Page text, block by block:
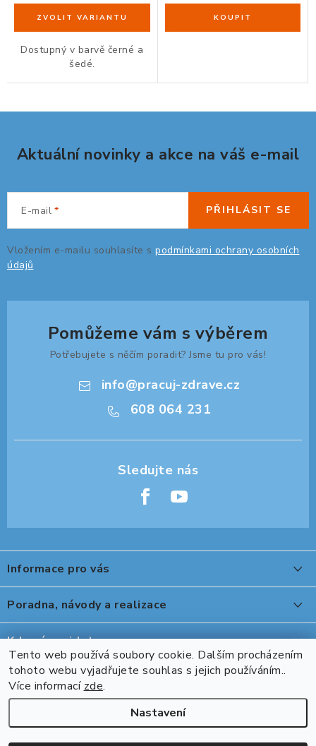
Tento web používá soubory cookie. Dalším procházením
tohoto webu vyjadřujete souhlas s jejich používáním..
Více informací zde.
Nastavení
SCHRÁNKY NA KLÍČE A LÉKY
DESIGN A STYL V KANCELÁŘI
ČISTIČKY VZDUCHU
VODNÍ FILTRY
Naše realizace, inspirace a návody
Kontakty
Dostupný v barvě černé a
šedé.
Aktuální novinky a akce na váš e-mail
E-mail
Vložením e-mailu souhlasíte s podmínkami ochrany osobních
údajů
PŘIHLÁSIT SE
Pomůžeme vám s výběrem
Potřebujete s něčím poradit? Jsme tu pro vás!
info@pracuj-zdrave.cz
608 064 231
á
p
a
í
Informace pro vás
Reklamace, výměna a vrácení
Showroom
Naše realizace, inspirace a návody
Kontakty
Poradna, návody a realizace
Peter Legwood tepelná úprava obuvi
Ovládání stolu DeskTherapy řady D při použití ovladače s
Bluetooth DPG1C
Kooki II robustní rohový stůl
Kde nás najdete
Přijímáme online platby